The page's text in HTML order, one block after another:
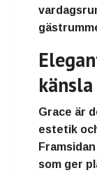
känsla
Grace är
estetik
som ger